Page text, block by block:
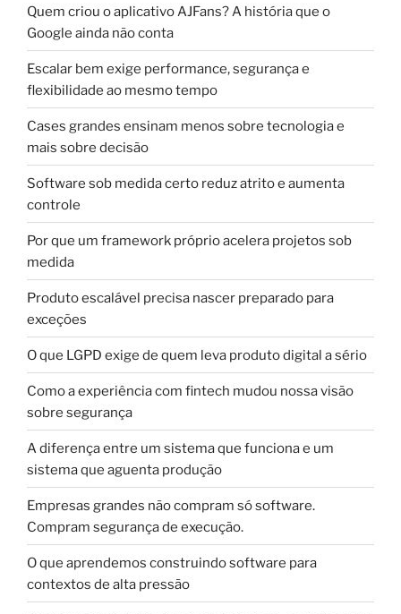
Quem criou o aplicativo AJFans? A história que o
Google ainda não conta
Escalar bem exige performance, segurança e
flexibilidade ao mesmo tempo
Cases grandes ensinam menos sobre tecnologia e
mais sobre decisão
Software sob medida certo reduz atrito e aumenta
controle
Por que um framework próprio acelera projetos sob
medida
Produto escalável precisa nascer preparado para
exceções
O que LGPD exige de quem leva produto digital a sério
Como a experiência com fintech mudou nossa visão
sobre segurança
A diferença entre um sistema que funciona e um
sistema que aguenta produção
Empresas grandes não compram só software.
Compram segurança de execução.
O que aprendemos construindo software para
contextos de alta pressão